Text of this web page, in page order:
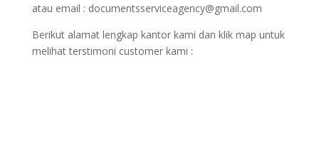
atau email : documentsserviceagency@gmail.com
Berikut alamat lengkap kantor kami dan klik map untuk
melihat terstimoni customer kami :